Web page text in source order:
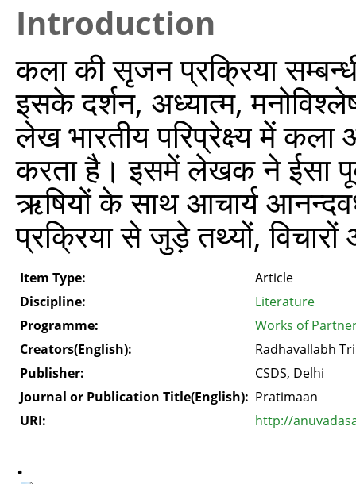
Introduction
कला की सृजन प्रक्रिया
इसके दर्शन, अध्यात्म,
लेख भारतीय परिप्रेक्ष्य में
करता है। इसमें लेखक ने ईसा
ऋषियों के साथ आचार्य
प्रक्रिया से जुड़े तथ्यों,
Item Type:
Article
Discipline:
Literature
Programme:
Works of
Creators(English):
Radhavallabh
Publisher:
CSDS, Delhi
Journal or Publication Title(English): Pratimaan
URI:
http://
.